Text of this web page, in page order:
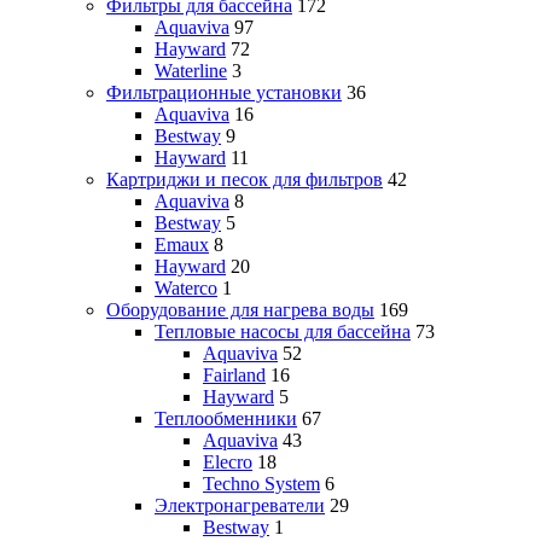
Фильтры для бассейна 172
Aquaviva 97
Hayward 72
Waterline 3
Фильтрационные установки 36
Aquaviva 16
Bestway 9
Hayward 11
Картриджи и песок для фильтров 42
Aquaviva 8
Bestway 5
Emaux 8
Hayward 20
Waterco 1
Оборудование для нагрева воды 169
Тепловые насосы для бассейна 73
Aquaviva 52
Fairland 16
Hayward 5
Теплообменники 67
Aquaviva 43
Elecro 18
Techno System 6
Электронагреватели 29
Bestway 1